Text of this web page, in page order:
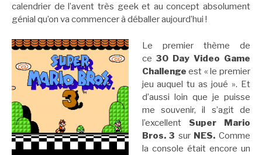
calendrier de l’avent très geek et au concept absolument
génial qu’on va commencer à déballer aujourd’hui !
Le premier thème de
ce 30 Day Video Game
Challenge est « le premier
jeu auquel tu as joué ». Et
d’aussi loin que je puisse
me souvenir, il s’agit de
l’excellent Super Mario
Bros. 3 sur NES. Comme
la console était encore un